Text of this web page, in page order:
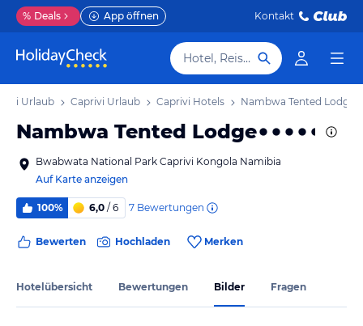
% Deals App öffnen Kontakt
Hotel, Reiseziel
Urlaub Caprivi Urlaub Caprivi Hotels Nambwa Tented Lodge
Nambwa Tented Lodge
Bwabwata National Park Caprivi Kongola Namibia
Auf Karte anzeigen
100% 6,0 / 6 7 Bewertungen
Bewerten Hochladen Merken
Hotelübersicht Bewertungen Bilder Fragen